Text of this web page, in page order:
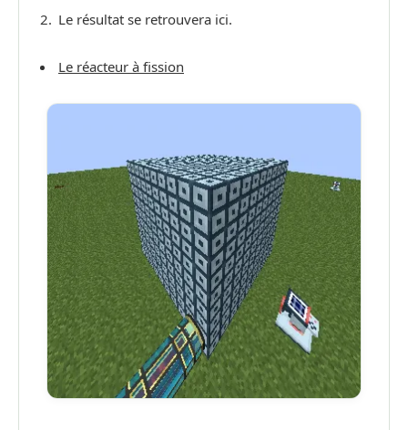
Le résultat se retrouvera ici.
Le réacteur à fission